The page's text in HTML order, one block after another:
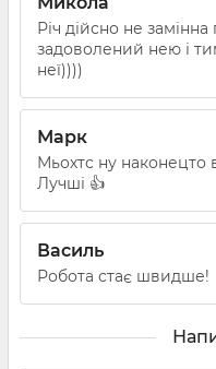
Річ дійсно не
задоволений нею і
неї))))
Марк
Мьохтс ну наконецто
Лучші 👍
Василь
Робота стає швидше!